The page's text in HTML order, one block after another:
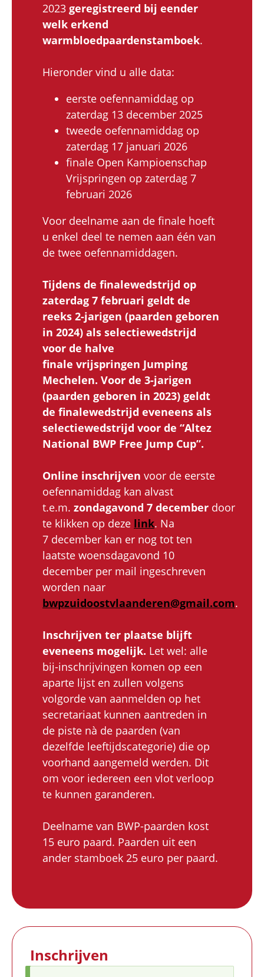
2023 geregistreerd bij eender
welk erkend
warmbloedpaardenstamboek.
Hieronder vind u alle data:
eerste oefennamiddag op
zaterdag 13 december 2025
tweede oefennamiddag op
zaterdag 17 januari 2026
finale Open Kampioenschap
Vrijspringen op zaterdag 7
februari 2026
Voor deelname aan de finale hoeft
u enkel deel te nemen aan één van
de twee oefennamiddagen.
Tijdens de finalewedstrijd op
zaterdag 7 februari geldt de
reeks 2-jarigen (paarden geboren
in 2024) als selectiewedstrijd
voor de halve
finale vrijspringen Jumping
Mechelen. Voor de 3-jarigen
(paarden geboren in 2023) geldt
de finalewedstrijd eveneens als
selectiewedstrijd voor de “Altez
National BWP Free Jump Cup”.
Online inschrijven voor de eerste
oefennamiddag kan alvast
t.e.m. zondagavond 7 december door
te klikken op deze link. Na
7 december kan er nog tot ten
laatste woensdagavond 10
december per mail ingeschreven
worden naar
bwpzuidoostvlaanderen@gmail.com.
Inschrijven ter plaatse blijft
eveneens mogelijk. Let wel: alle
bij-inschrijvingen komen op een
aparte lijst en zullen volgens
volgorde van aanmelden op het
secretariaat kunnen aantreden in
de piste nà de paarden (van
dezelfde leeftijdscategorie) die op
voorhand aangemeld werden. Dit
om voor iedereen een vlot verloop
te kunnen garanderen.
Deelname van BWP-paarden kost
15 euro paard. Paarden uit een
ander stamboek 25 euro per paard.
Inschrijven